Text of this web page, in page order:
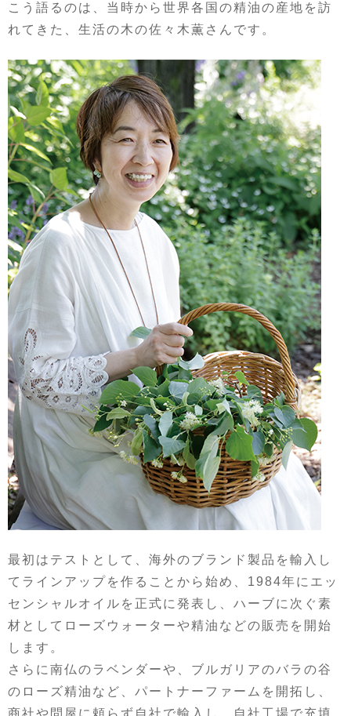
こう語るのは、当時から世界各国の精油の産地を訪
れてきた、生活の木の佐々木薫さんです。
最初はテストとして、海外のブランド製品を輸入し
てラインアップを作ることから始め、1984年にエッ
センシャルオイルを正式に発表し、ハーブに次ぐ素
材としてローズウォーターや精油などの販売を開始
します。
さらに南仏のラベンダーや、ブルガリアのバラの谷
のローズ精油など、パートナーファームを開拓し、